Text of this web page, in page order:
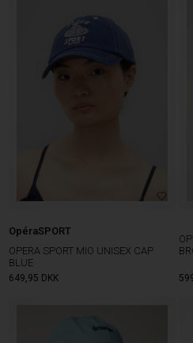
OpéraSPORT
OPERA SPORT MIO UNISEX CAP
BLUE
649,95 DKK